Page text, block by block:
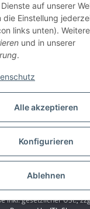
Adlerstraße 6
97199 Ochsenfurt
Deutschland
+49 152 22 47 67 54
18Uhr, bitte
© Mahmoudi Modellsport
inkl. gesetzlicher USt.,
auf unserer
die Einstellung
links unten).
und in unserer
.
Alle akzeptieren
Konfigurieren
Ablehnen